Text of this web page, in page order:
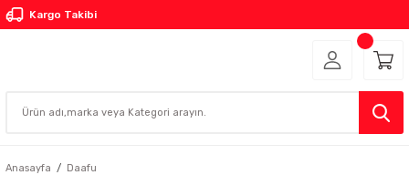
Kargo Takibi
Anasayfa Daafu